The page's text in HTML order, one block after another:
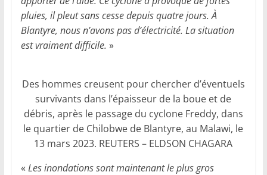
pluies, il pleut sans cesse depuis quatre jours. À
Blantyre, nous n’avons pas d’électricité. La situation
est vraiment difficile. »
Des hommes creusent pour chercher d’éventuels
survivants dans l’épaisseur de la boue et de
débris, après le passage du cyclone Freddy, dans
le quartier de Chilobwe de Blantyre, au Malawi, le
13 mars 2023. REUTERS – ELDSON CHAGARA
« Les inondations sont maintenant le plus gros